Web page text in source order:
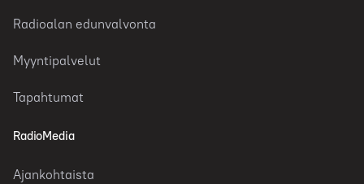
Radioalan edunvalvonta
Myyntipalvelut
Tapahtumat
RadioMedia
Ajankohtaista